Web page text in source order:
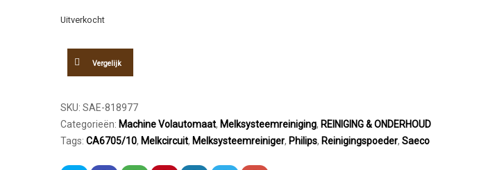
Uitverkocht
Vergelijk
SKU: SAE-818977
Categorieën: Machine Volautomaat, Melksysteemreiniging, REINIGING & ONDERHOUD
Tags: CA6705/10, Melkcircuit, Melksysteemreiniger, Philips, Reinigingspoeder, Saeco